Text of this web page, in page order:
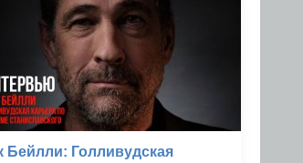
Бейлли: Голливудская